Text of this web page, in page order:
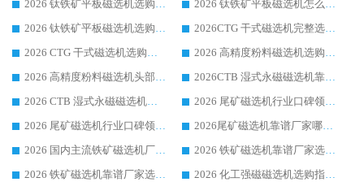
2026 钛铁矿平板磁选机选购全攻略 市场公认优质品牌厂家实力排行榜
2026 钛铁矿平板磁选机怎么选 靠谱生产企业实力排行榜选购参考攻略
2026 钛铁矿平板磁选机选购指南 行业口碑优选品牌生产企业实力排行榜
2026CTG 干式磁选机完整选购指南 行业口碑顶尖靠谱生产龙头厂家实力推荐
2026 CTG 干式磁选机选购指南|行业口碑靠谱生产厂家领域强者推荐
2026 高精度粉料磁选机选购全攻略 行业优质品牌华体会手机网页版-华体会(中国) 实力深度解析
2026 高精度粉料磁选机头部厂家选购指南 行业口碑靠谱品牌推荐 领域强者华体会手机网页版-华体会(中国) 解析
2026CTB 湿式永磁磁选机靠谱厂家实力排行榜 铁矿选矿设备采购全流程选购指南
2026 CTB 湿式永磁磁选机选购指南|行业口碑良好品牌推荐，领域强者华体会手机网页版-华体会(中国)
2026 尾矿磁选机行业口碑领域强者，源头直供国内主流厂家华体会手机网页版-华体会(中国) 一站式服务
2026 尾矿磁选机行业口碑领域强者，源头直供国内主流厂家华体会手机网页版-华体会(中国) 一站式服务
2026尾矿磁选机靠谱厂家哪家好 行业口碑领域强者华体会手机网页版-华体会(中国) 推荐
2026 国内主流铁矿磁选机厂家选购指南|行业口碑好品牌推荐，领域强者华体会手机网页版-华体会(中国)
2026 铁矿磁选机靠谱厂家选购全攻略 行业标杆华体会手机网页版-华体会(中国) 设备性价比出众
2026 铁矿磁选机靠谱厂家选购指南，领域强者华体会手机网页版-华体会(中国) 铁矿磁选机性价比高
2026 化工强磁磁选机选购指南 5 家行业口碑靠谱厂家领域强者推荐